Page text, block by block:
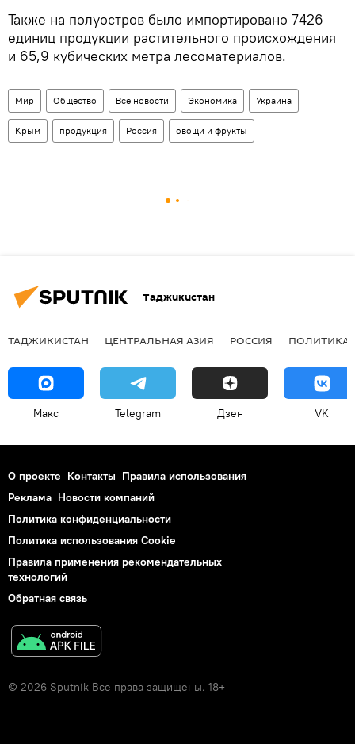
Также на полуостров было импортировано 7426
единиц продукции растительного происхождения
и 65,9 кубических метра лесоматериалов.
Мир Общество Все новости Экономика Украина
Крым продукция Россия овощи и фрукты
Таджикистан
ТАДЖИКИСТАН ЦЕНТРАЛЬНАЯ АЗИЯ РОССИЯ ПОЛИТИКА
Макс Telegram Дзен VK
О проекте Контакты Правила использования
Реклама Новости компаний
Политика конфиденциальности
Политика использования Cookie
Правила применения рекомендательных
технологий
Обратная связь
© 2026 Sputnik Все права защищены. 18+